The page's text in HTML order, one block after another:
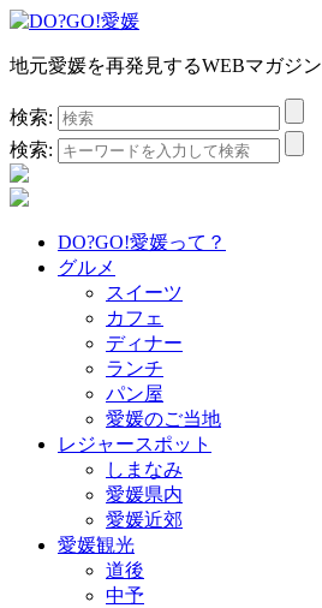
地元愛媛を再発見するWEBマガジン
検索:
検索:
DO?GO!愛媛って？
グルメ
スイーツ
カフェ
ディナー
ランチ
パン屋
愛媛のご当地
レジャースポット
しまなみ
愛媛県内
愛媛近郊
愛媛観光
道後
中予